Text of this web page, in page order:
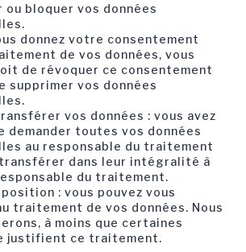
ou bloquer vos données
donnez votre consentement
de vos données, vous
de révoquer ce consentement
supprimer vos données
vos données : vous avez
demander toutes vos données
au responsable du traitement
dans leur intégralité à
du traitement.
: vous pouvez vous
traitement de vos données. Nous
à moins que certaines
justifient ce traitement.